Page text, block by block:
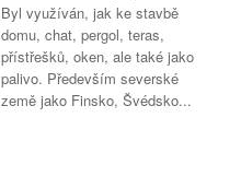
Byl využíván, jak ke stavbě
domu, chat, pergol, teras,
přístřešků, oken, ale také jako
palivo. Především severské
země jako Finsko, Švédsko...